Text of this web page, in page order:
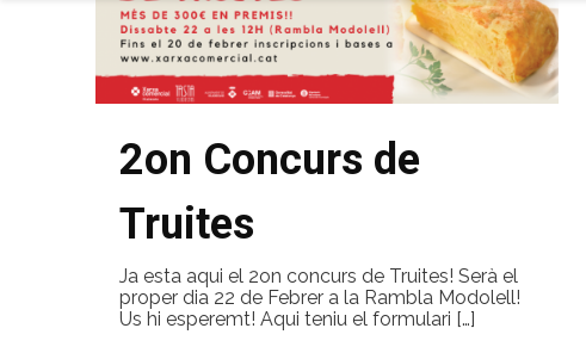
2on Concurs de
Truites
Ja esta aqui el 2on concurs de Truites! Serà el
proper dia 22 de Febrer a la Rambla Modolell!
Us hi esperemt! Aqui teniu el formulari […]